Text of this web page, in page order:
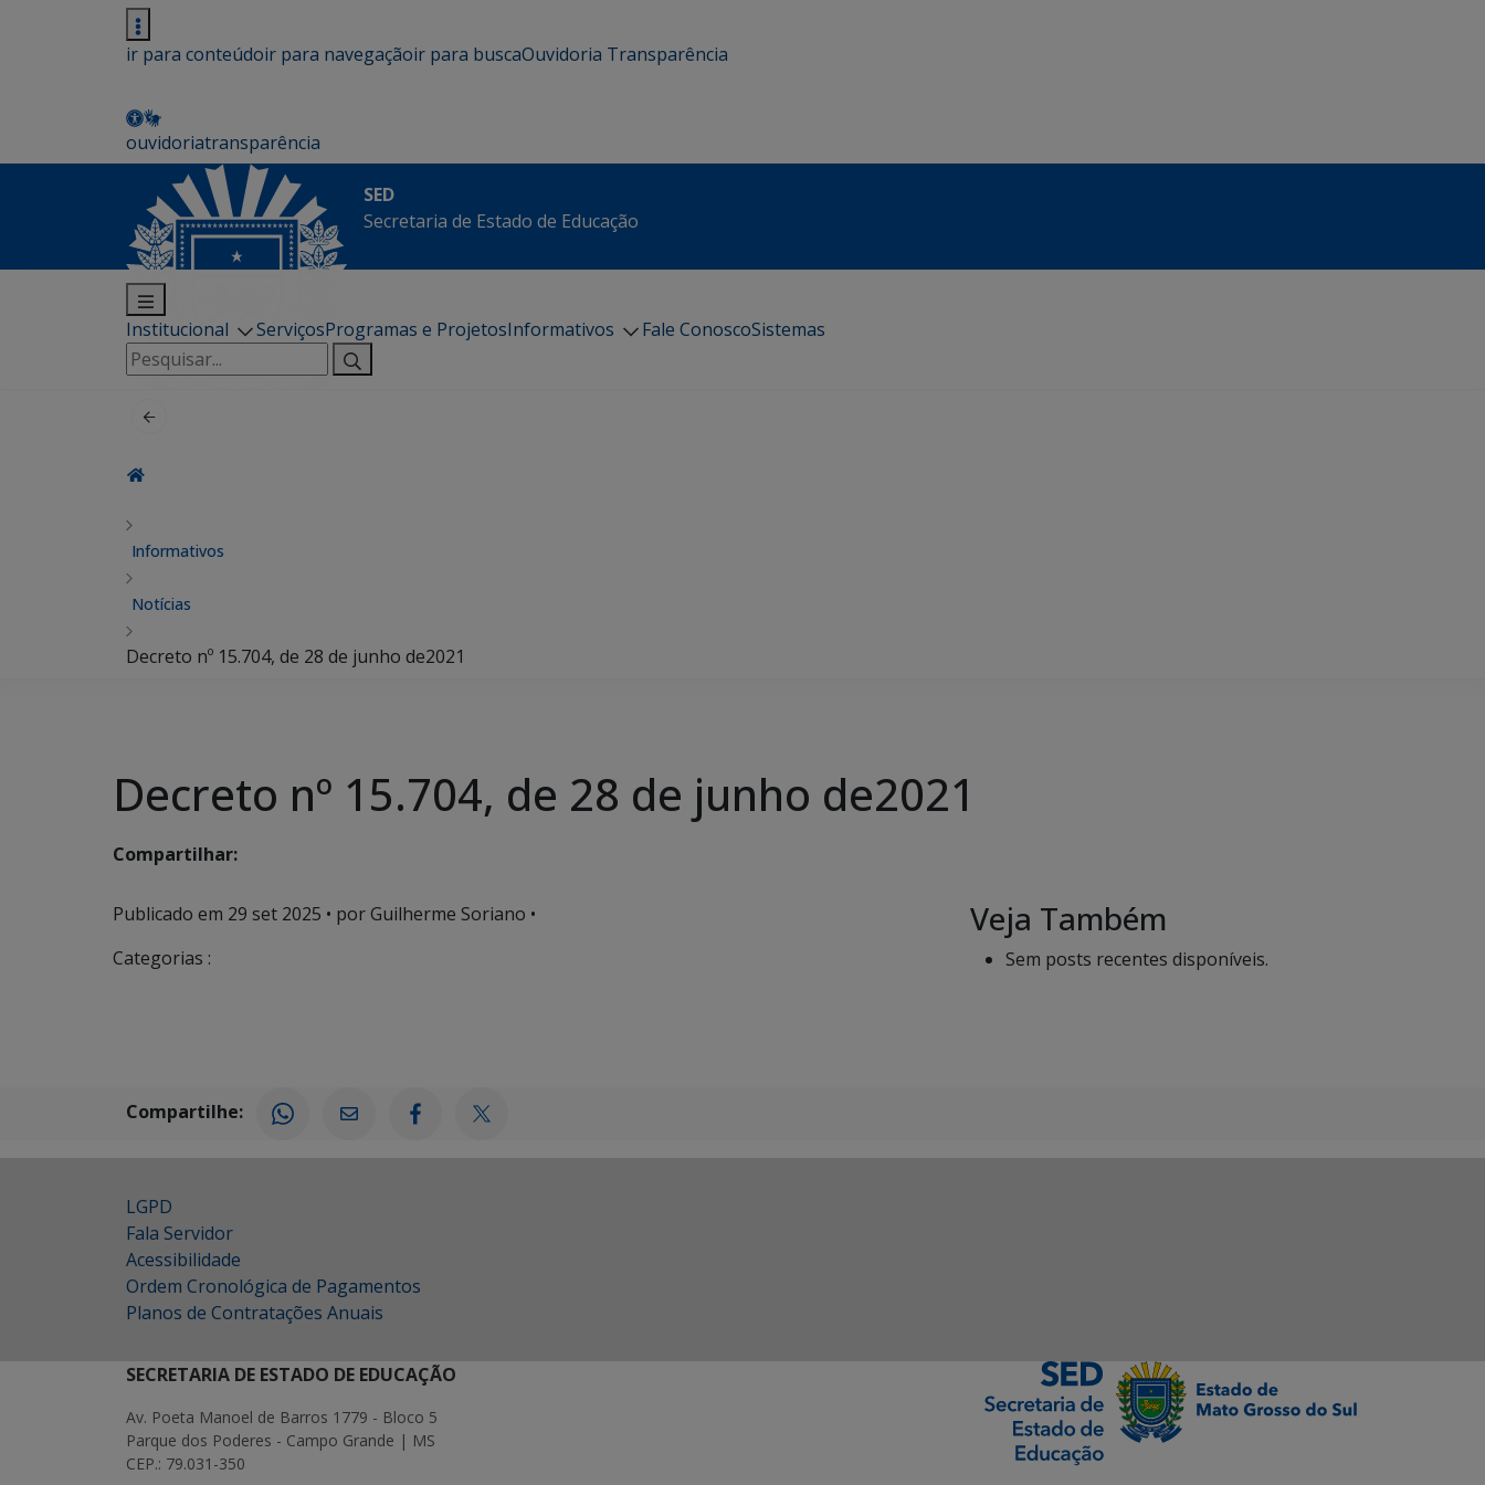
ir para conteúdoir para navegaçãoir para buscaOuvidoria Transparência
ouvidoriatransparência
SED
Secretaria de Estado de Educação
Institucional ServiçosProgramas e ProjetosInformativos Fale ConoscoSistemas
Pesquisar
por:
Informativos
Notícias
Decreto nº 15.704, de 28 de junho de2021
Decreto nº 15.704, de 28 de junho de2021
Compartilhar:
Publicado em 29 set 2025 • por Guilherme Soriano •
Categorias :
Veja Também
Sem posts recentes disponíveis.
Compartilhe:
LGPD
Fala Servidor
Acessibilidade
Ordem Cronológica de Pagamentos
Planos de Contratações Anuais
SECRETARIA DE ESTADO DE EDUCAÇÃO
Av. Poeta Manoel de Barros 1779 - Bloco 5
Parque dos Poderes - Campo Grande | MS
CEP.: 79.031-350